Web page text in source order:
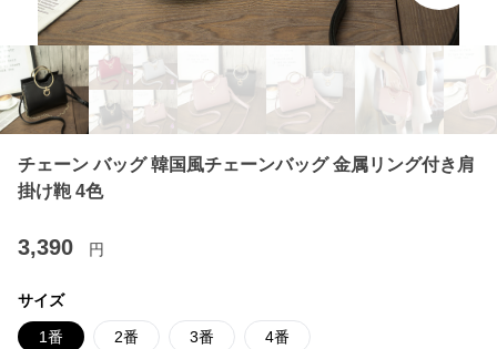
チェーン バッグ 韓国風チェーンバッグ 金属リング付き肩
掛け鞄 4色
3,390 円
サイズ
1番 2番 3番 4番